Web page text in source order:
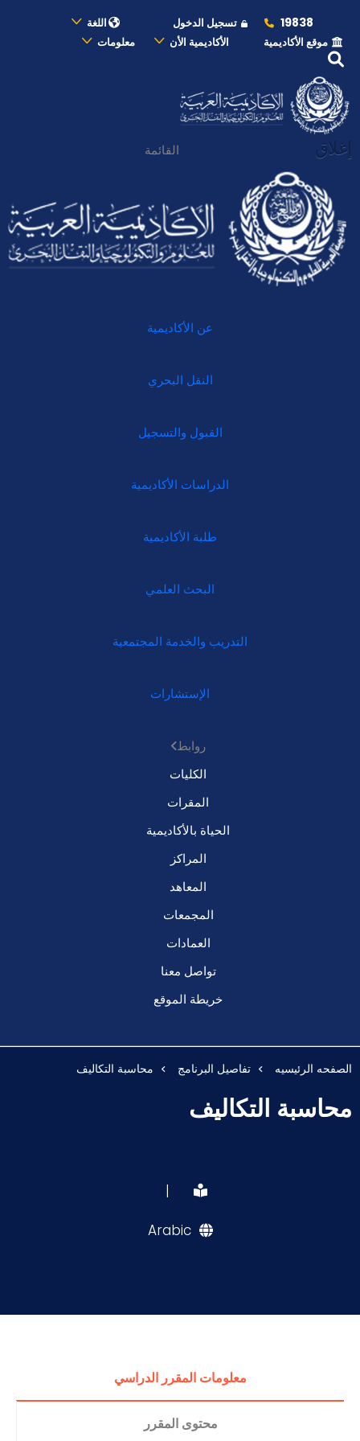
19838 تسجيل الدخول
اللغة
موقع الأكاديمية
الأكاديمية الأن معلومات
إغلاق القائمة
عن الأكاديمية
النقل البحري
القبول والتسجيل
الدراسات الأكاديمية
طلبة الأكاديمية
البحث العلمي
التدريب والخدمة المجتمعية
الإستشارات
روابط
الكليات
المقرات
الحياة بالأكاديمية
المراكز
المعاهد
المجمعات
العمادات
تواصل معنا
خريطة الموقع
الصفحه الرئيسيه تفاصيل البرنامج محاسبة التكاليف
محاسبة التكاليف
|
Arabic
معلومات المقرر الدراسي
محتوى المقرر